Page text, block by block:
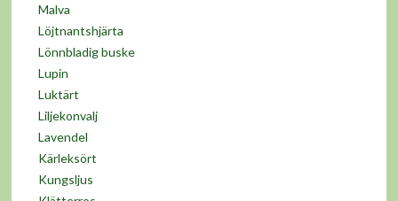
Malva
Löjtnantshjärta
Lönnbladig buske
Lupin
Luktärt
Liljekonvalj
Lavendel
Kärleksört
Kungsljus